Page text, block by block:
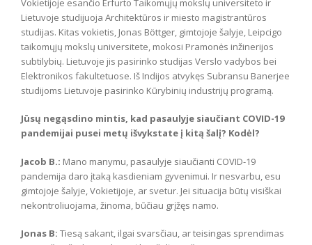
Vokietijoje esančio Erfurto Taikomųjų mokslų universiteto ir
Lietuvoje studijuoja Architektūros ir miesto magistrantūros
studijas. Kitas vokietis, Jonas Böttger, gimtojoje šalyje, Leipcigo
taikomųjų mokslų universitete, mokosi Pramonės inžinerijos
subtilybių. Lietuvoje jis pasirinko studijas Verslo vadybos bei
Elektronikos fakultetuose. Iš Indijos atvykęs Subransu Banerjee
studijoms Lietuvoje pasirinko Kūrybinių industrijų programą.
Jūsų negąsdino mintis, kad pasaulyje siaučiant COVID-19
pandemijai pusei metų išvykstate į kitą šalį? Kodėl?
Jacob B.: Mano manymu, pasaulyje siaučianti COVID-19
pandemija daro įtaką kasdieniam gyvenimui. Ir nesvarbu, esu
gimtojoje šalyje, Vokietijoje, ar svetur. Jei situacija būtų visiškai
nekontroliuojama, žinoma, būčiau grįžęs namo.
Jonas B: Tiesą sakant, ilgai svarsčiau, ar teisingas sprendimas